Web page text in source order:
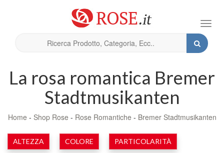
La rosa romantica Bremer
Stadtmusikanten
Home - Shop Rose - Rose Romantiche - Bremer Stadtmusikanten
ALTEZZA COLORE PARTICOLARITÀ